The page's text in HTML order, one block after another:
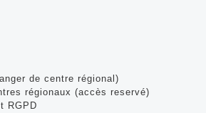
de centre régional)
régionaux (accès reservé)
RGPD